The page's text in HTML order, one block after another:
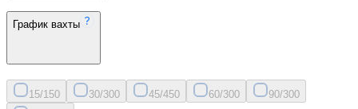
График вахты
15/150 30/300 45/450 60/300 90/300